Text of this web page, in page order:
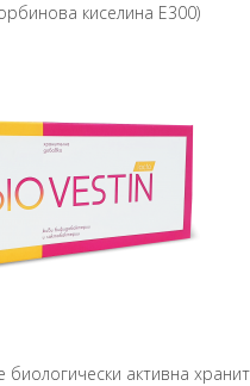
киселина Е300)
биологически активна